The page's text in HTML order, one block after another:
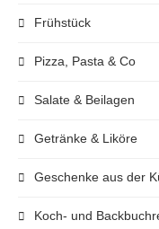
Frühstück
Pizza, Pasta & Co
Salate & Beilagen
Getränke & Liköre
Geschenke aus der
Koch- und